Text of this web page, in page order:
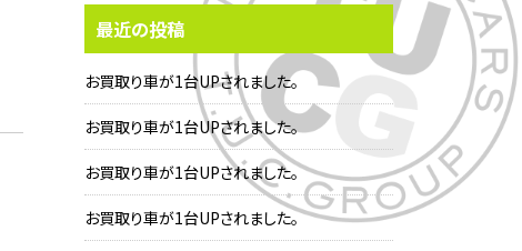
最近の投稿
お買取り車が1台UPされました。
お買取り車が1台UPされました。
お買取り車が1台UPされました。
お買取り車が1台UPされました。